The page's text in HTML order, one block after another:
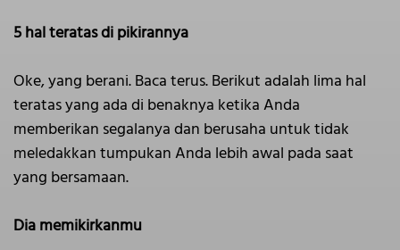
5 hal teratas di pikirannya
Oke, yang berani. Baca terus. Berikut adalah lima hal
teratas yang ada di benaknya ketika Anda
memberikan segalanya dan berusaha untuk tidak
meledakkan tumpukan Anda lebih awal pada saat
yang bersamaan.
Dia memikirkanmu